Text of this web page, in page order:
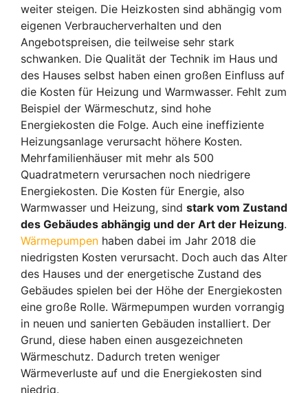
weiter steigen. Die Heizkosten sind abhängig vom
eigenen Verbraucherverhalten und den
Angebotspreisen, die teilweise sehr stark
schwanken. Die Qualität der Technik im Haus und
des Hauses selbst haben einen großen Einfluss auf
die Kosten für Heizung und Warmwasser. Fehlt zum
Beispiel der Wärmeschutz, sind hohe
Energiekosten die Folge. Auch eine ineffiziente
Heizungsanlage verursacht höhere Kosten.
Mehrfamilienhäuser mit mehr als 500
Quadratmetern verursachen noch niedrigere
Energiekosten. Die Kosten für Energie, also
Warmwasser und Heizung, sind stark vom Zustand
des Gebäudes abhängig und der Art der Heizung.
Wärmepumpen haben dabei im Jahr 2018 die
niedrigsten Kosten verursacht. Doch auch das Alter
des Hauses und der energetische Zustand des
Gebäudes spielen bei der Höhe der Energiekosten
eine große Rolle. Wärmepumpen wurden vorrangig
in neuen und sanierten Gebäuden installiert. Der
Grund, diese haben einen ausgezeichneten
Wärmeschutz. Dadurch treten weniger
Wärmeverluste auf und die Energiekosten sind
niedrig.